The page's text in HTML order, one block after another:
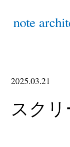
note
2025.03.21
スク